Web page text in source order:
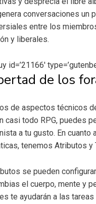
conversaciones un
entre los
y liberales.
id=’21166′
de los
de aspectos técnicos
casi todo RPG, puedes
a tu gusto. En cuanto
tenemos Atributos y
se pueden
el cuerpo, mente y
te ayudarán a las